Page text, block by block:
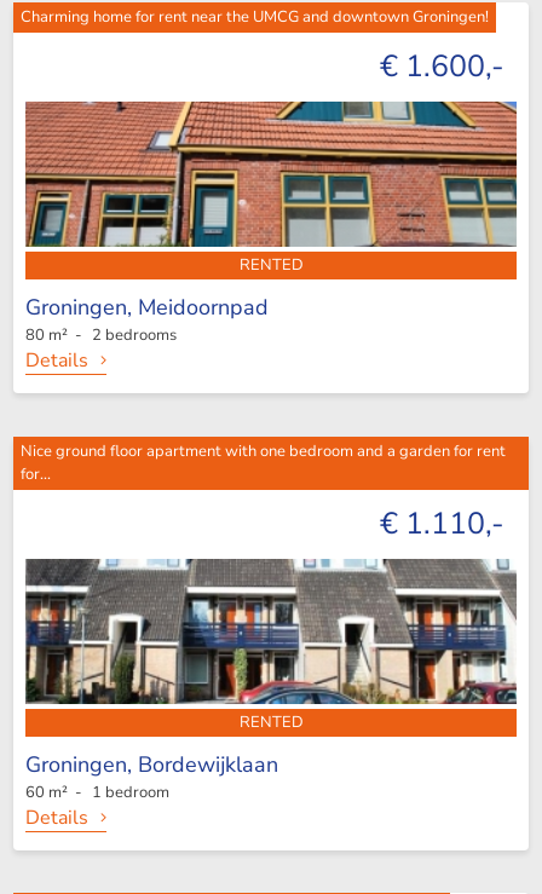
Charming home for rent near the UMCG and downtown Groningen!
€ 1.600,-
RENTED
Groningen, Meidoornpad
80 m² - 2 bedrooms
Details
Nice ground floor apartment with one bedroom and a garden for rent
for...
€ 1.110,-
RENTED
Groningen, Bordewijklaan
60 m² - 1 bedroom
Details